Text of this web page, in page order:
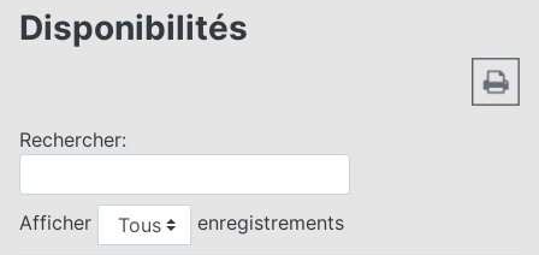
Disponibilités
Rechercher:
Afficher enregistrements